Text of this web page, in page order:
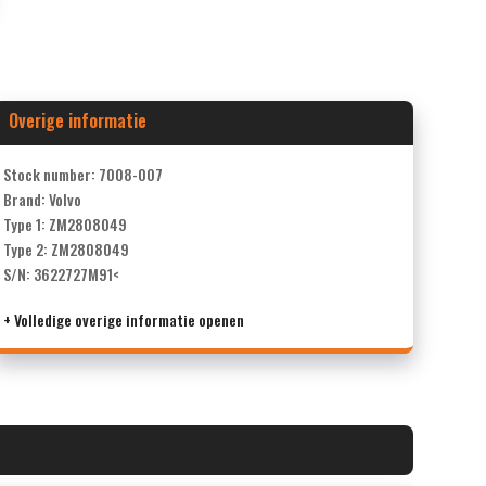
Overige informatie
Stock number: 7008-007
Brand: Volvo
Type 1: ZM2808049
Type 2: ZM2808049
S/N: 3622727M91<
+ Volledige overige informatie openen